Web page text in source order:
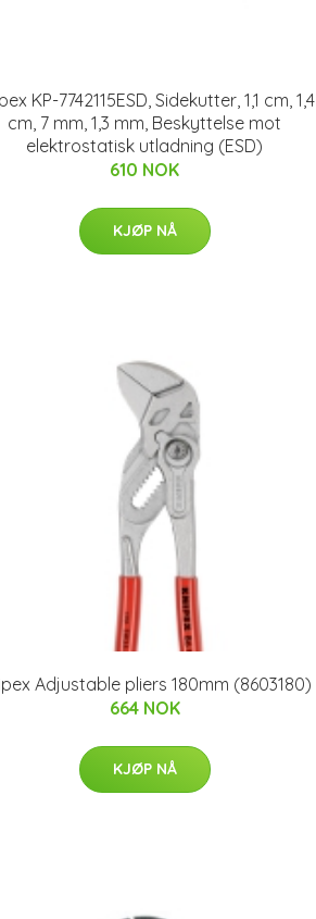
KP-7742115ESD, Sidekutter, 1,1 cm, 1,4
cm, 7 mm, 1,3 mm, Beskyttelse mot
elektrostatisk utladning (ESD)
610 NOK
KJØP NÅ
Adjustable pliers 180mm (8603180)
664 NOK
KJØP NÅ